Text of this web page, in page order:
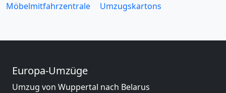
Möbelmitfahrzentrale
Umzugskartons
Europa-Umzüge
Umzug von Wuppertal nach Belarus